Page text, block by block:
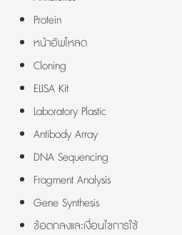
Protein
หน้าอัพโหลด
Cloning
ELISA Kit
Laboratory Plastic
Antibody Array
DNA Sequencing
Fragment Analysis
Gene Synthesis
ข้อตกลงและเงื่อนไขการใช้